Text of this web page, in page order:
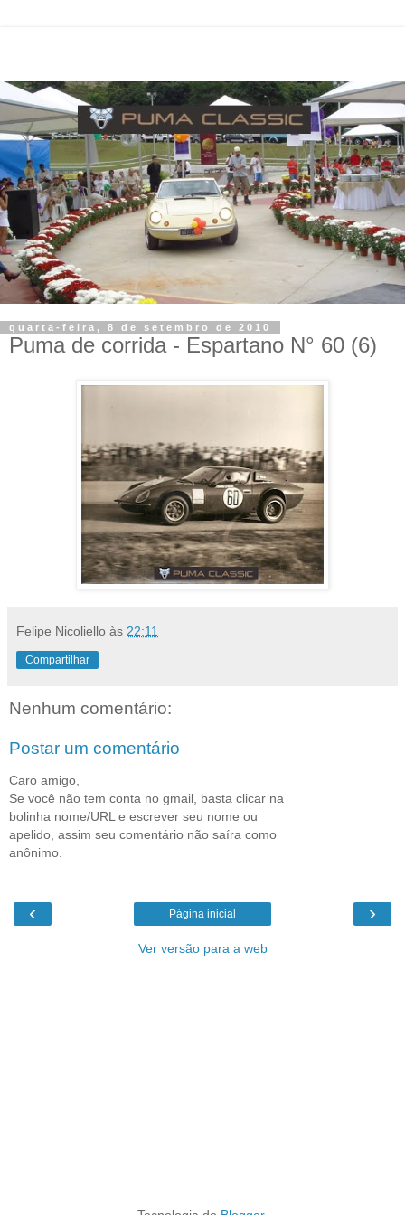
quarta-feira, 8 de setembro de 2010
Puma de corrida - Espartano N° 60 (6)
Felipe Nicoliello às 22:11
Compartilhar
Nenhum comentário:
Postar um comentário
Caro amigo,
Se você não tem conta no gmail, basta clicar na
bolinha nome/URL e escrever seu nome ou
apelido, assim seu comentário não saíra como
anônimo.
‹ ›
Página inicial
Ver versão para a web